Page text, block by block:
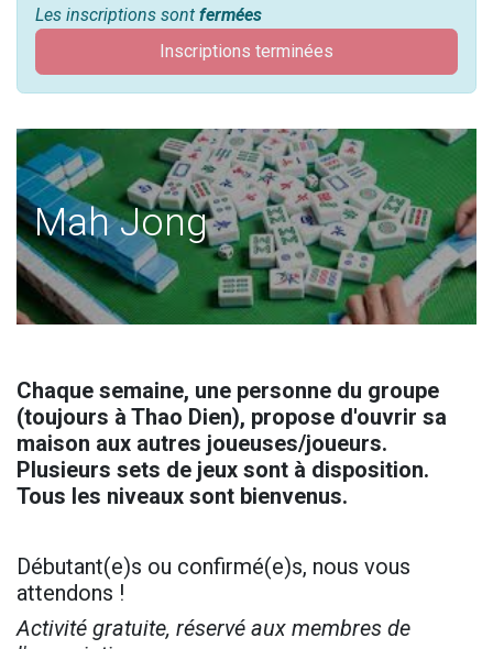
Les inscriptions sont fermées
Inscriptions terminées
Mah Jong
Chaque semaine, une personne du groupe
(toujours à Thao Dien), propose d'ouvrir sa
maison aux autres joueuses/joueurs.
Plusieurs sets de jeux sont à disposition.
Tous les niveaux sont bienvenus.
Débutant(e)s ou confirmé(e)s, nous vous
attendons !
Activité gratuite, réservé aux membres de